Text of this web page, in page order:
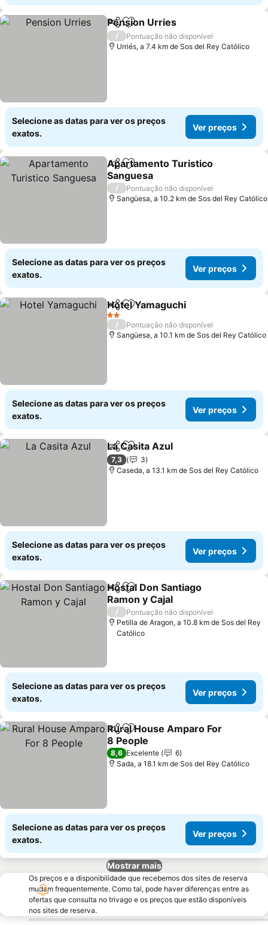
PartilharAdicionar aos favoritos
Pension Urries
/
Pontuação não disponível
Urriés, a 7.4 km de Sos del Rey Católico
Selecione as datas para ver os preços
exatos.
Ver preços
PartilharAdicionar aos favoritos
Apartamento Turistico
Sanguesa
/
Pontuação não disponível
Sangüesa, a 10.2 km de Sos del Rey Católico
Selecione as datas para ver os preços
exatos.
Ver preços
PartilharAdicionar aos favoritos
Hotel Yamaguchi
2 Estrelas
/
Pontuação não disponível
Sangüesa, a 10.1 km de Sos del Rey Católico
Selecione as datas para ver os preços
exatos.
Ver preços
PartilharAdicionar aos favoritos
La Casita Azul
7,3
3
Caseda, a 13.1 km de Sos del Rey Católico
Selecione as datas para ver os preços
exatos.
Ver preços
PartilharAdicionar aos favoritos
Hostal Don Santiago
Ramon y Cajal
/
Pontuação não disponível
Petilla de Aragon, a 10.8 km de Sos del Rey
Católico
Selecione as datas para ver os preços
exatos.
Ver preços
PartilharAdicionar aos favoritos
Rural House Amparo For
8 People
8,6 Excelente
6
Sada, a 18.1 km de Sos del Rey Católico
Selecione as datas para ver os preços
exatos.
Ver preços
Mostrar mais
Os preços e a disponibilidade que recebemos dos sites de reserva
mudam frequentemente. Como tal, pode haver diferenças entre as
ofertas que consulta no trivago e os preços que estão disponíveis
nos sites de reserva.